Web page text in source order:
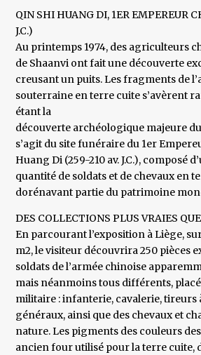
QIN SHI HUANG DI, 1ER EMPEREUR
J.C.)
Au printemps 1974, des agriculteurs
de Shaanvi ont fait une découverte
creusant un puits. Les fragments de
souterraine en terre cuite s’avèrent
étant la
découverte archéologique majeure du
s’agit du site funéraire du 1er
Huang Di (259-210 av. J.C.), composé
quantité de soldats et de chevaux en
dorénavant partie du patrimoine
DES COLLECTIONS PLUS VRAIES
En parcourant l’exposition à Liège,
m2, le visiteur découvrira 250 pièces
soldats de l’armée chinoise
mais néanmoins tous différents,
militaire : infanterie, cavalerie, tireurs
généraux, ainsi que des chevaux et
nature. Les pigments des couleurs
ancien four utilisé pour la terre cuite,